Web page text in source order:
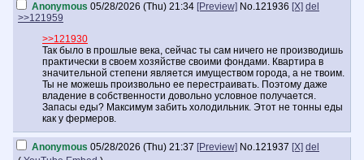
Anonymous 05/28/2026 (Thu) 21:34 [Preview] No.121936 [X] del
>>121959
>>121930
Так было в прошлые века, сейчас ты сам ничего не производишь
практически в своем хозяйстве своими фондами. Квартира в
значительной степени является имуществом города, а не твоим.
Ты не можешь произвольно ее перестраивать. Поэтому даже
владение в собственности довольно условное получается.
Запасы еды? Максимум забить холодильник. Этот не тонны еды
как у фермеров.
Anonymous 05/28/2026 (Thu) 21:37 [Preview] No.121937 [X] del